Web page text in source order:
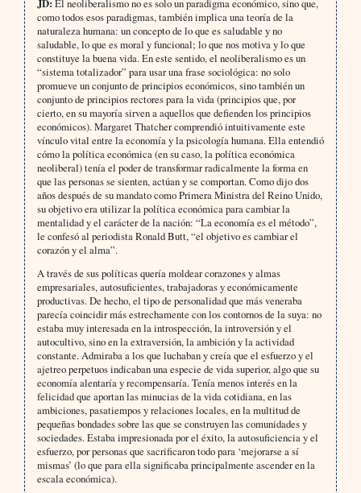
JD: El neoliberalismo no es solo un paradigma económico, sino que,
como todos esos paradigmas, también implica una teoría de la
naturaleza humana: un concepto de lo que es saludable y no
saludable, lo que es moral y funcional; lo que nos motiva y lo que
constituye la buena vida. En este sentido, el neoliberalismo es un
“sistema totalizador” para usar una frase sociológica: no solo
promueve un conjunto de principios económicos, sino también un
conjunto de principios rectores para la vida (principios que, por
cierto, en su mayoría sirven a aquellos que defienden los principios
económicos). Margaret Thatcher comprendió intuitivamente este
vínculo vital entre la economía y la psicología humana. Ella entendió
cómo la política económica (en su caso, la política económica
neoliberal) tenía el poder de transformar radicalmente la forma en
que las personas se sienten, actúan y se comportan. Como dijo dos
años después de su mandato como Primera Ministra del Reino Unido,
su objetivo era utilizar la política económica para cambiar la
mentalidad y el carácter de la nación: “La economía es el método”,
le confesó al periodista Ronald Butt, “el objetivo es cambiar el
corazón y el alma”.
A través de sus políticas quería moldear corazones y almas
empresariales, autosuficientes, trabajadoras y económicamente
productivas. De hecho, el tipo de personalidad que más veneraba
parecía coincidir más estrechamente con los contornos de la suya: no
estaba muy interesada en la introspección, la introversión y el
autocultivo, sino en la extraversión, la ambición y la actividad
constante. Admiraba a los que luchaban y creía que el esfuerzo y el
ajetreo perpetuos indicaban una especie de vida superior, algo que su
economía alentaría y recompensaría. Tenía menos interés en la
felicidad que aportan las minucias de la vida cotidiana, en las
ambiciones, pasatiempos y relaciones locales, en la multitud de
pequeñas bondades sobre las que se construyen las comunidades y
sociedades. Estaba impresionada por el éxito, la autosuficiencia y el
esfuerzo, por personas que sacrificaron todo para ‘mejorarse a sí
mismas’ (lo que para ella significaba principalmente ascender en la
escala económica).